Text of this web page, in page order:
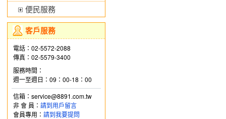
便民服務
客戶服務
電話：02-5572-2088
傳真：02-5579-3400
服務時間：
週一至週日：09：00-18：00
信箱：service@8891.com.tw
非 會 員： 請到用戶留言
會員專用： 請到我要提問